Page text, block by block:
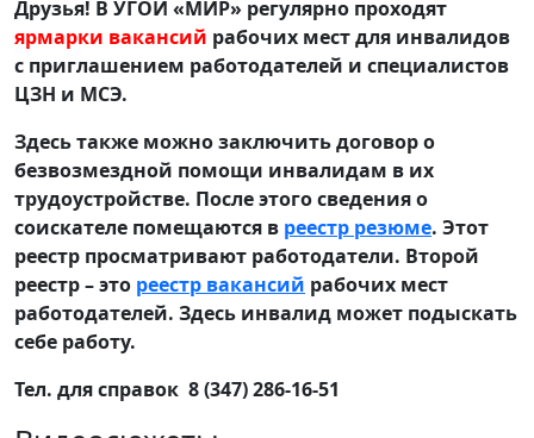
Друзья! В УГОИ «МИР» регулярно проходят
ярмарки вакансий рабочих мест для инвалидов
с приглашением работодателей и специалистов
ЦЗН и МСЭ.
Здесь также можно заключить договор о
безвозмездной помощи инвалидам в их
трудоустройстве. После этого сведения о
соискателе помещаются в реестр резюме. Этот
реестр просматривают работодатели. Второй
реестр – это реестр вакансий рабочих мест
работодателей. Здесь инвалид может подыскать
себе работу.
Тел. для справок 8 (347) 286-16-51